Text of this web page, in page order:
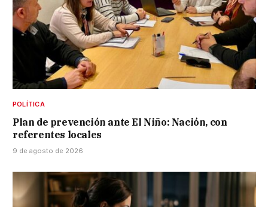
POLÍTICA
Plan de prevención ante El Niño: Nación, con
referentes locales
9 de agosto de 2026